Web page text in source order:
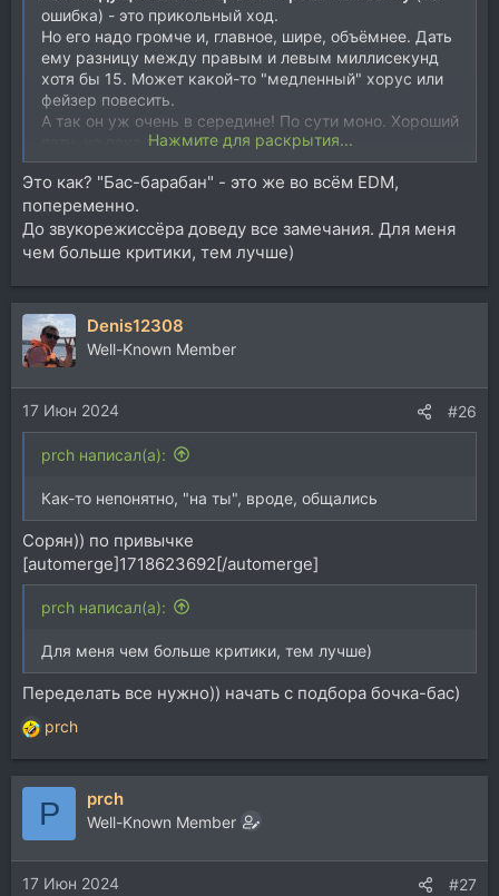
ошибка) - это прикольный ход.
Но его надо громче и, главное, шире, объёмнее. Дать
ему разницу между правым и левым миллисекунд
хотя бы 15. Может какой-то "медленный" хорус или
фейзер повесить.
А так он уж очень в середине! По сути моно. Хороший
пэтч, но пока получился плоско.
Нажмите для раскрытия...
Это как? "Бас-барабан" - это же во всём EDM,
попеременно.
До звукорежиссёра доведу все замечания. Для меня
чем больше критики, тем лучше)
Denis12308
Well-Known Member
17 Июн 2024 #26
prch написал(а):
Как-то непонятно, "на ты", вроде, общались
Сорян)) по привычке
[automerge]1718623692[/automerge]
prch написал(а):
Для меня чем больше критики, тем лучше)
Переделать все нужно)) начать с подбора бочка-бас)
Р
е
а
и
и
:
prch
P prch
Well-Known Member
17 Июн 2024 #27